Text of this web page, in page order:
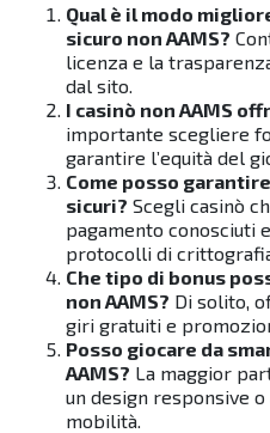
Qual è il modo
sicuro non AAMS?
licenza e la
dal sito.
I casinò non AAMS
importante scegliere
garantire l’equità del
Come posso
sicuri? Scegli casinò
pagamento conosciuti
protocolli di
Che tipo di bonus
non AAMS? Di solito,
giri gratuiti e
Posso giocare da
AAMS? La maggior
un design responsive
mobilità.